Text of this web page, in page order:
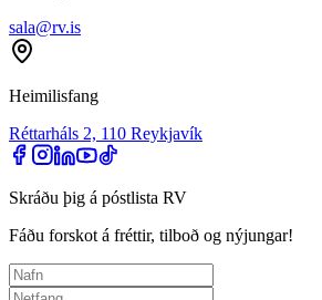
sala@rv.is
Heimilisfang
Réttarháls 2, 110 Reykjavík
Skráðu þig á póstlista RV
Fáðu forskot á fréttir, tilboð og nýjungar!